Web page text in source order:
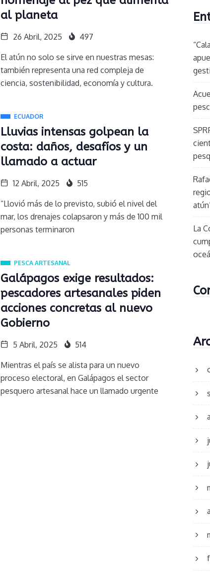
al planeta
26 Abril, 2025 497
El atún no solo se sirve en nuestras mesas:
también representa una red compleja de
ciencia, sostenibilidad, economía y cultura.
ECUADOR
Lluvias intensas golpean la
costa: daños, desafíos y un
llamado a actuar
12 Abril, 2025 515
“Llovió más de lo previsto, subió el nivel del
mar, los drenajes colapsaron y más de 100 mil
personas terminaron
PESCA ARTESANAL
Galápagos exige resultados:
pescadores artesanales piden
acciones concretas al nuevo
Gobierno
5 Abril, 2025 514
Mientras el país se alista para un nuevo
proceso electoral, en Galápagos el sector
pesquero artesanal hace un llamado urgente
La